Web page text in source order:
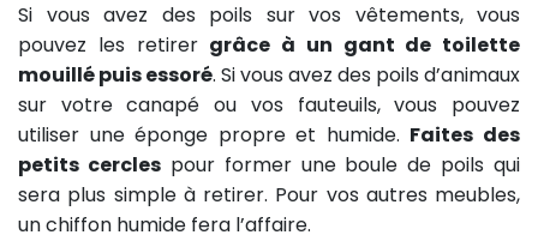
Si vous avez des poils sur vos vêtements, vous
pouvez les retirer grâce à un gant de toilette
mouillé puis essoré. Si vous avez des poils d’animaux
sur votre canapé ou vos fauteuils, vous pouvez
utiliser une éponge propre et humide. Faites des
petits cerclespour former une boule de poils qui
sera plus simple à retirer. Pour vos autres meubles,
un chiffon humide fera l’affaire.